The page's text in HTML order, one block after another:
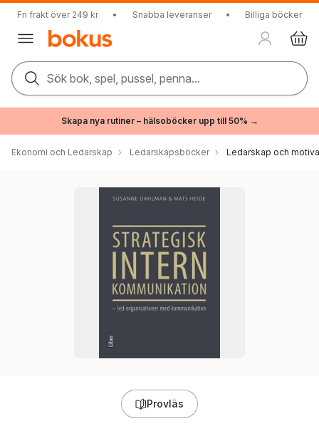
Fri frakt över 249 kr • Snabba leveranser • Billiga böcker
Sök bok, spel, pussel, penna...
Skapa nya rutiner – hälsoböcker upp till 50% →
Ekonomi och Ledarskap Ledarskapsböcker Ledarskap och
Provläs